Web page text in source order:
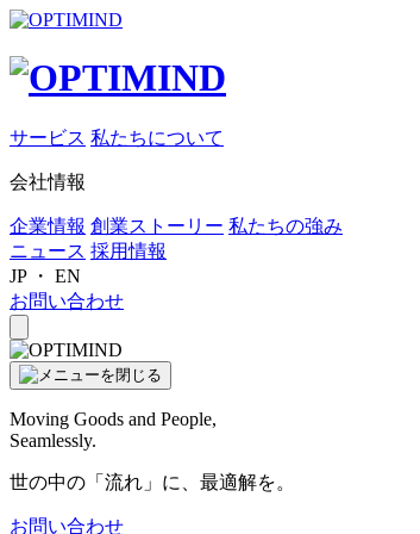
サービス 私たちについて
会社情報
企業情報 創業ストーリー 私たちの強み
ニュース 採用情報
JP
・ EN
お問い合わせ
Moving Goods and People,
Seamlessly.
世の中の「流れ」に、最適解を。
お問い合わせ